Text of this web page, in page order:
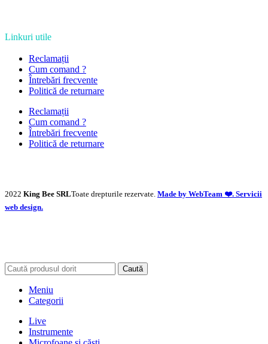
Linkuri utile
Reclamații
Cum comand ?
Întrebări frecvente
Politică de returnare
Reclamații
Cum comand ?
Întrebări frecvente
Politică de returnare
2022 King Bee SRLToate drepturile rezervate. Made by WebTeam ❤️. Servicii
web design.
Caută
Meniu
Categorii
Live
Instrumente